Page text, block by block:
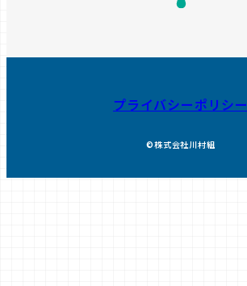
プライバシーポリシー
©株式会社川村組